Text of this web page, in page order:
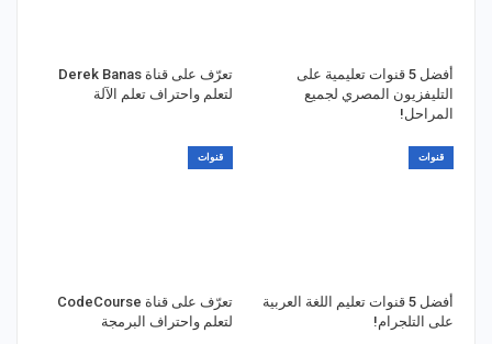
أفضل 5 قنوات تعليمية على
التليفزيون المصري لجميع
المراحل!
تعرّف على قناة Derek Banas
لتعلم واحتراف تعلم الآلة
قنوات
أفضل 5 قنوات تعليم اللغة العربية
على التلجرام!
قنوات
تعرّف على قناة CodeCourse
لتعلم واحتراف البرمجة